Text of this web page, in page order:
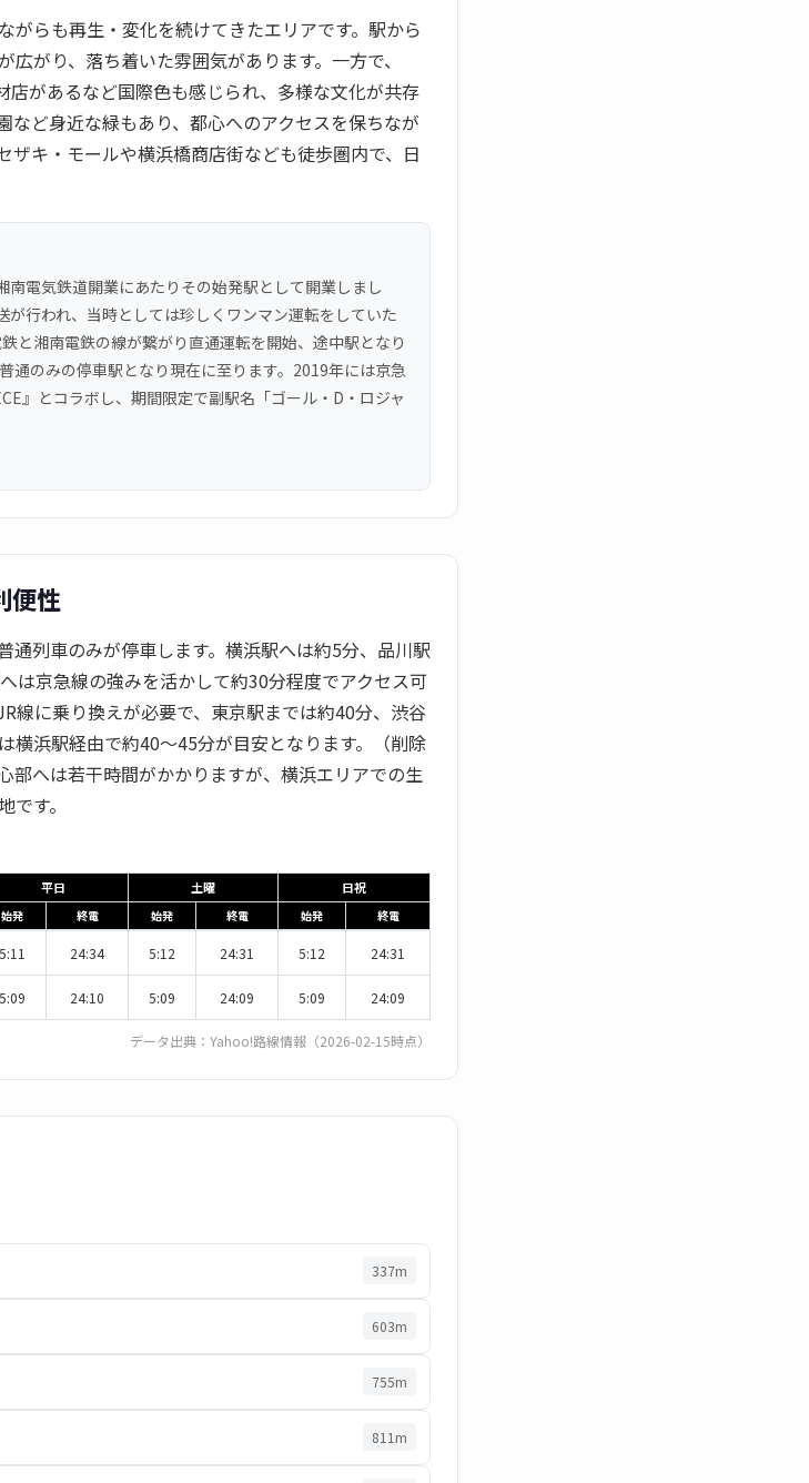
がらも再生・変化を続けてきたエリアです。駅から
がり、落ち着いた雰囲気があります。一方で、
店があるなど国際色も感じられ、多様な文化が共存
など身近な緑もあり、都心へのアクセスを保ちなが
ザキ・モールや横浜橋商店街なども徒歩圏内で、日
電気鉄道開業にあたりその始発駅として開業しまし
行われ、当時としては珍しくワンマン運転をしていた
と湘南電鉄の線が繋がり直通運転を開始、途中駅となり
通のみの停車駅となり現在に至ります。2019年には京急
』とコラボし、期間限定で副駅名「ゴール・D・ロジャ
便性
通列車のみが停車します。横浜駅へは約5分、品川駅
は京急線の強みを活かして約30分程度でアクセス可
線に乗り換えが必要で、東京駅までは約40分、渋谷
横浜駅経由で約40〜45分が目安となります。（削除
部へは若干時間がかかりますが、横浜エリアでの生
す。
平日 土曜 日祝
始発 終電 始発 終電 始発 終電
5:11 24:34 5:12 24:31 5:12 24:31
5:09 24:10 5:09 24:09 5:09 24:09
データ出典： Yahoo!路線情報 （2026-02-15時点）
337m
603m
755m
811m